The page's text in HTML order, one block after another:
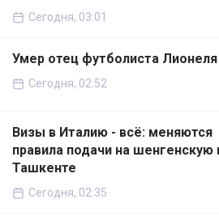
Сегодня, 03:01
Умер отец футболиста
Сегодня, 02:52
Визы в Италию - всё: меняются
правила подачи на шенгенскую
Ташкенте
Сегодня, 02:35